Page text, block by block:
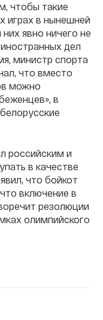
чтобы такие
играх в нынешней
них явно ничего не
дел
министр спорта
что вместо
можно
в
российским и
в качестве
что бойкот
включение в
резолюции
олимпийского